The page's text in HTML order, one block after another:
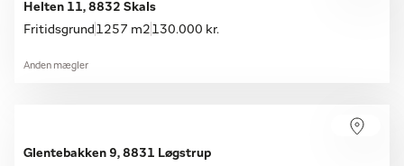
Helten 11, 8832 Skals
Fritidsgrund 1257 m2 130.000 kr.
Anden mægler
Glentebakken 9, 8831 Løgstrup